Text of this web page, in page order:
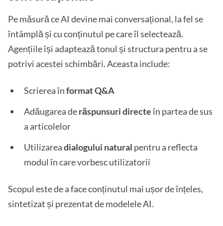
Pe măsură ce AI devine mai conversațional, la fel se
întâmplă și cu conținutul pe care îl selectează.
Agențiile își adaptează tonul și structura pentru a se
potrivi acestei schimbări. Aceasta include:
Scrierea înformat Q&A
Adăugarea derăspunsuri directeîn partea de sus
a articolelor
Utilizareadialogului natural pentru a reflecta
modul în care vorbesc utilizatorii
Scopul este de a face conținutul mai ușor de înțeles,
sintetizat și prezentat de modelele AI.